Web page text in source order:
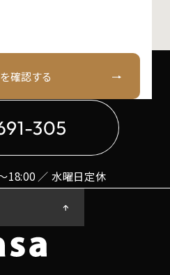
個人情報」とは，個人
」を指すものとし，
あって，当該情報に
所，電話番号，連絡
の個人を識別できる
歴情報および特性情
ービスやご購入いた
ージや広告の履歴，
ーワード，ご利用日
確認する
18:00 ／ 水曜日定休